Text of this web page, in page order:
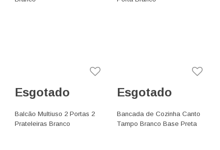
Esgotado
Balcão Multiuso 2 Portas 2
Prateleiras Branco
Esgotado
Bancada de Cozinha Canto
Tampo Branco Base Preta